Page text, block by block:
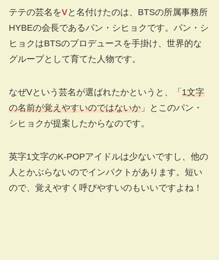
テテの芸名をVと名付けたのは、BTSの所属事務所
HYBEの会長であるパン・シヒョクです。パン・シ
ヒョクはBTSのプロデュースを手掛け、世界的な
グループとして育てた人物です。
なぜVという芸名が選ばれたかというと、「 1文字
の名前が覚えやすいのではないか」とこのパン・
シヒョクが提案したからなのです。
英字1文字のK-POPアイドルは少ないですし、他の
人とかぶらないのでインパクトがあります。短い
ので、覚えやすく呼びやすいのもいいですよね！